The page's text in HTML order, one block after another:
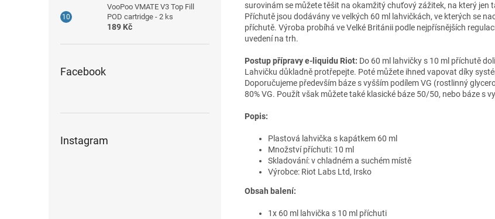
VooPoo VMATE V3 Top Fill
POD cartridge - 2 ks
189 Kč
Facebook
Instagram
surovinám se můžete těšit na okamžitý chuťový zážitek, na který jen
Příchutě jsou dodávány ve velkých 60 ml lahvičkách, ve kterých se
příchutě. Výroba probíhá ve Velké Británii podle nejpřísnějších
uvedení na trh.
Postup přípravy e-liquidu Riot: Do 60 ml lahvičky s 10 ml příchutě
Lahvičku důkladně protřepejte. Poté můžete ihned vapovat díky
Doporučujeme především báze s vyšším podílem VG (rostlinný
80% VG. Použít však můžete také klasické báze 50/50, nebo báze s
Popis:
Plastová lahvička s kapátkem 60 ml
Množství příchuti: 10 ml
Skladování: v chladném a suchém místě
Výrobce: Riot Labs Ltd, Irsko
Obsah balení:
1x 60 ml lahvička s 10 ml příchuti